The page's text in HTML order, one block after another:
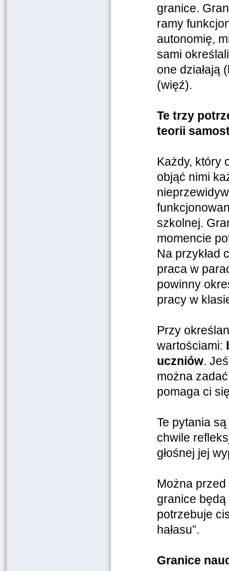
granice.
ramy
autonomię,
sami
one działają
(więź).
Te trzy
teorii
Każdy, który
objąć nimi
szkolnej.
momencie
Na przykład
praca w
powinny
pracy w
Przy
wartościami:
uczniów.
można
pomaga ci
Te pytania
chwile
głośnej jej
Można
granice
potrzebuje
hałasu”.
Granice